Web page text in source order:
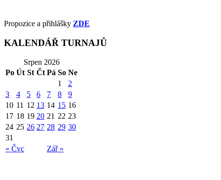
Propozice a přihlášky ZDE
KALENDÁŘ TURNAJŮ
Srpen 2026
Po Út St Čt Pá So Ne
« Čvc Zář »
1
2
3
4 5 6 7 8
9
10 11 12 13 14 15 16
17 18 19 20 21 22 23
24 25 26 27 28 29 30
31